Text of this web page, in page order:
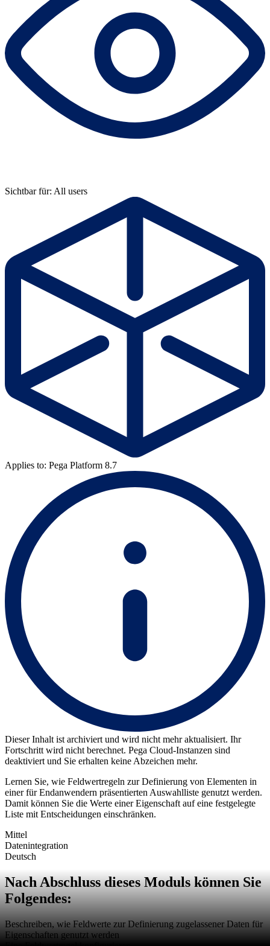
Sichtbar für: All users
Applies to: Pega Platform 8.7
Dieser Inhalt ist archiviert und wird nicht mehr aktualisiert. Ihr
Fortschritt wird nicht berechnet. Pega Cloud-Instanzen sind
deaktiviert und Sie erhalten keine Abzeichen mehr.
Lernen Sie, wie Feldwertregeln zur Definierung von Elementen in
einer für Endanwendern präsentierten Auswahlliste genutzt werden.
Damit können Sie die Werte einer Eigenschaft auf eine festgelegte
Liste mit Entscheidungen einschränken.
Mittel
Datenintegration
Deutsch
Nach Abschluss dieses Moduls können Sie
Folgendes:
Beschreiben, wie Feldwerte zur Definierung zugelassener Daten für
Eigenschaften genutzt werden